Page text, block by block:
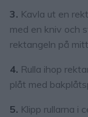
3. Kavla ut en
med en kniv och
rektangeln på
4. Rulla ihop
plåt med
5. Klipp rullarna i